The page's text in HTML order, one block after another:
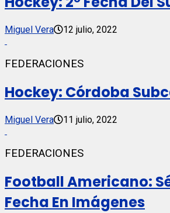
Miguel Vera 12 julio, 2022
FEDERACIONES
Hockey: Córdoba
Miguel Vera 11 julio, 2022
FEDERACIONES
Football Americano:
Fecha En Imágenes